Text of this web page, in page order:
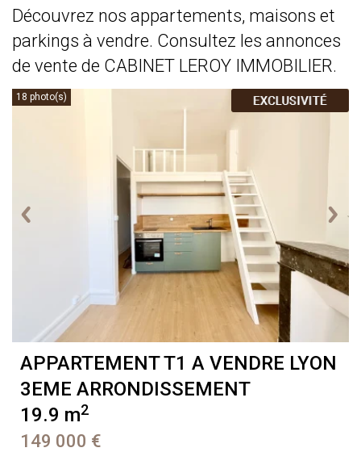
Découvrez nos appartements, maisons et
parkings à vendre. Consultez les annonces
de vente de CABINET LEROY IMMOBILIER.
18 photo(s)
APPARTEMENT T1 A VENDRE LYON
3EME ARRONDISSEMENT
19.9 m2
149 000 €